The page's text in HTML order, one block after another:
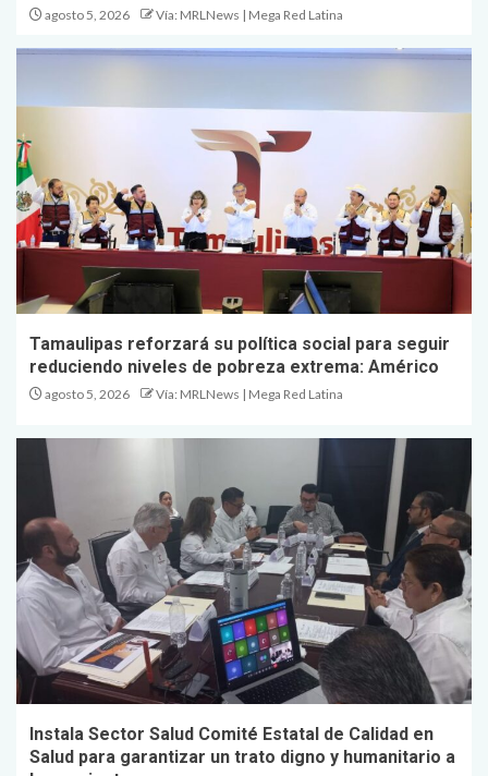
agosto 5, 2026 Vía: MRLNews | Mega Red Latina
Tamaulipas reforzará su política social para seguir
reduciendo niveles de pobreza extrema: Américo
agosto 5, 2026 Vía: MRLNews | Mega Red Latina
Instala Sector Salud Comité Estatal de Calidad en
Salud para garantizar un trato digno y humanitario a